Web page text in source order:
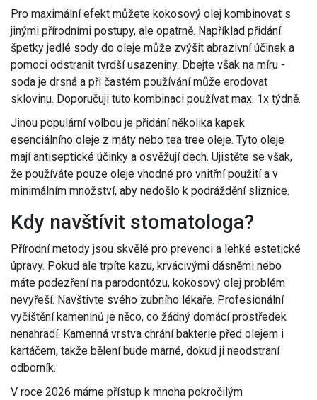
Pro maximální efekt můžete kokosový olej kombinovat s
jinými přírodními postupy, ale opatrně. Například přidání
špetky jedlé sody do oleje může zvýšit abrazivní účinek a
pomoci odstranit tvrdší usazeniny. Dbejte však na míru -
soda je drsná a při častém používání může erodovat
sklovinu. Doporučuji tuto kombinaci používat max. 1x týdně.
Jinou populární volbou je přidání několika kapek
esenciálního oleje z máty nebo tea tree oleje. Tyto oleje
mají antiseptické účinky a osvěžují dech. Ujistěte se však,
že používáte pouze oleje vhodné pro vnitřní použití a v
minimálním množství, aby nedošlo k podráždění sliznice.
Kdy navštívit stomatologa?
Přírodní metody jsou skvělé pro prevenci a lehké estetické
úpravy. Pokud ale trpíte kazu, krvácivými dásněmi nebo
máte podezření na parodontózu, kokosový olej problém
nevyřeší. Navštivte svého zubního lékaře. Profesionální
vyčištění kameninů je něco, co žádný domácí prostředek
nenahradí. Kamenná vrstva chrání bakterie před olejem i
kartáčem, takže bělení bude marné, dokud ji neodstraní
odborník.
V roce 2026 máme přístup k mnoha pokročilým